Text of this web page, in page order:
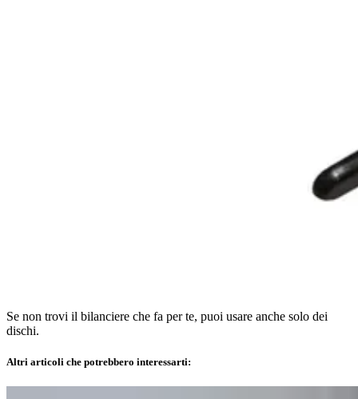
Se non trovi il bilanciere che fa per te, puoi usare anche solo dei
dischi.
Altri articoli che potrebbero interessarti: